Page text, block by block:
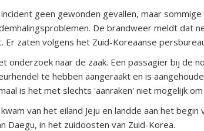
geen gewonden gevallen, maar
De brandweer meldt dat
Er zaten volgens het Zuid-Koreaanse
onderzoek naar de zaak. Een passagier bij de
te hebben aangeraakt en is
is het met slechts 'aanraken' niet mogelijk
van het eiland Jeju en landde aan het
Daegu, in het zuidoosten van Zuid-Korea.